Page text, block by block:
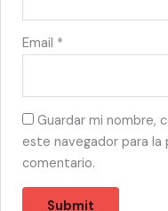
Email *
Guardar mi nombre,
este navegador para la
comentario.